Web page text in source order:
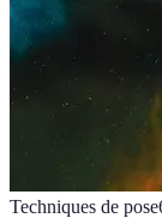
Techniques de pose